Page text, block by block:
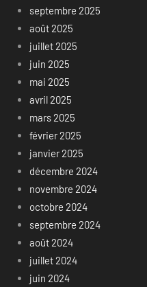
septembre 2025
août 2025
juillet 2025
juin 2025
mai 2025
avril 2025
mars 2025
février 2025
janvier 2025
décembre 2024
novembre 2024
octobre 2024
septembre 2024
août 2024
juillet 2024
juin 2024